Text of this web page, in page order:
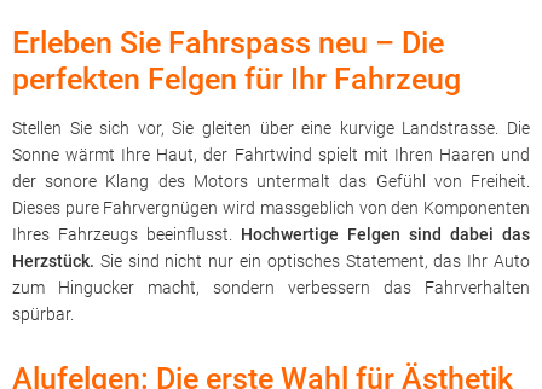
Erleben Sie Fahrspass neu – Die
perfekten Felgen für Ihr Fahrzeug
Stellen Sie sich vor, Sie gleiten über eine kurvige Landstrasse. Die
Sonne wärmt Ihre Haut, der Fahrtwind spielt mit Ihren Haaren und
der sonore Klang des Motors untermalt das Gefühl von Freiheit.
Dieses pure Fahrvergnügen wird massgeblich von den Komponenten
Ihres Fahrzeugs beeinflusst. Hochwertige Felgen sind dabei das
Herzstück. Sie sind nicht nur ein optisches Statement, das Ihr Auto
zum Hingucker macht, sondern verbessern das Fahrverhalten
spürbar.
Alufelgen: Die erste Wahl für Ästhetik